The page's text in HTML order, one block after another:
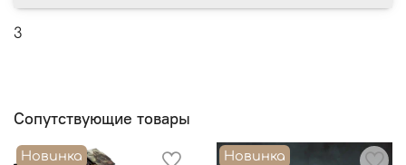
3
Сопутствующие товары
Новинка
Новинка